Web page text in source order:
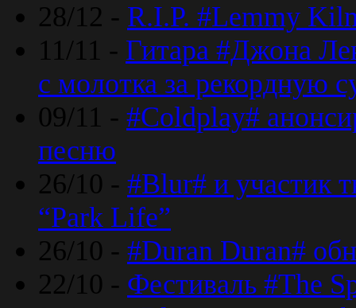
28/12 - R.I.P. #Lemmy
11/11 - Гитара #Джона
с молотка за рекордную
09/11 - #Coldplay#
песню
26/10 - #Blur# и участик
“Park Life”
26/10 - #Duran Duran#
22/10 - Фестиваль #The